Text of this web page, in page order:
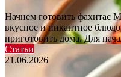
Начнем готовить фахитас
вкусное и пикантное
приготовить дома. Для
Статьи
21.06.2026